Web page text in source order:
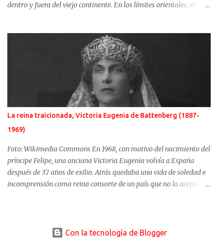
dentro y fuera del viejo continente. En los límites orientales, el
cristiano hubo una gran mujer, Isabel de Portugal, junto a Solimán,
una esclava, convertida en concubina, consiguió casarse con el
sultán y dirigir en la sombra, y de manera excepcional, los destinos
del turco. Ambas mujeres serían retratadas por el gran artista del
momento, Tiziano. Difusos orígenes de la sultana Roxelana es
conocida con muchos y distintos nombres. Hürrem para los
otomanos, podría tener como nombre de nacimiento, Anastazja
Lisowska. Karima o Ruziak son otros de los nombres por los que se
conoce esta mujer de la que se supone que nació alrededor de 1505
en algún lugar de Ucrania. Hacia 1520, Roxelana fu...
La reina traicionada, Victoria Eugenia de Battenberg (1887-
1969)
Foto: Wikimedia Commons En 1968, con motivo del nacimiento del
príncipe Felipe, una anciana Victoria Eugenia volvía a España
después de 37 años de exilio. Atrás quedaba una vida de soledad e
incomprensión como reina consorte de un país que no la aceptó y
de Battenberg, nacida en el Castillo de Balmoral el 24 de octubre
Con la tecnología de Blogger